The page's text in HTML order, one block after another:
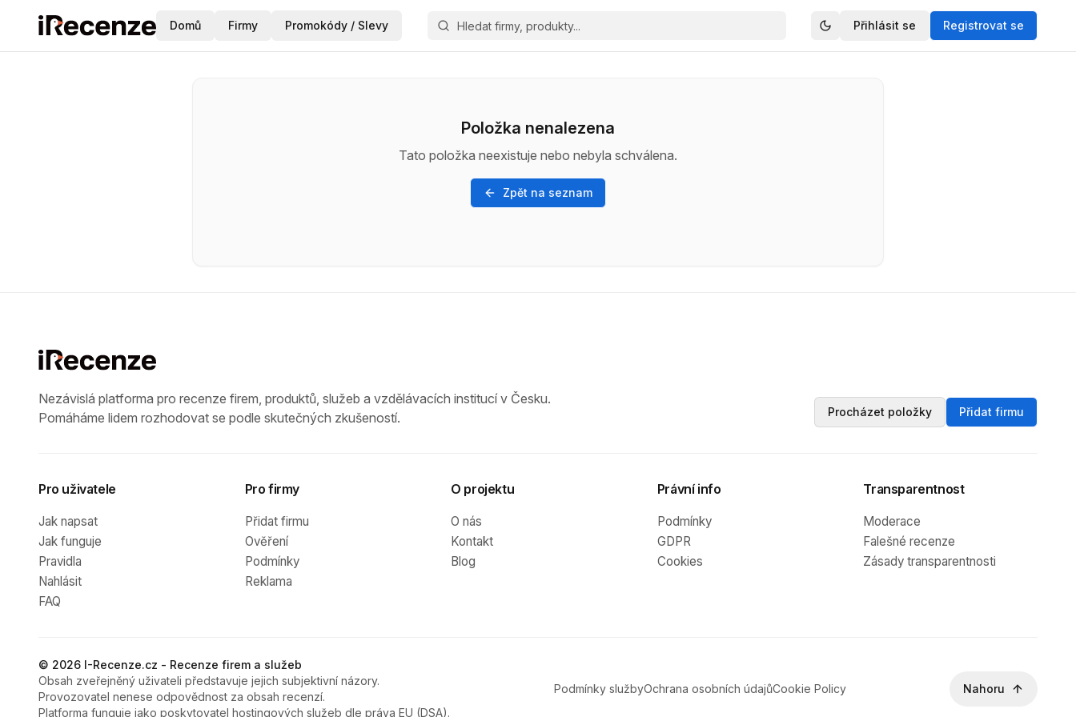
Domů Firmy Promokódy / Slevy Přihlásit se Registrovat se
Položka nenalezena
Tato položka neexistuje nebo nebyla schválena.
Zpět na seznam
Nezávislá platforma pro recenze firem, produktů, služeb a vzdělávacích institucí v Česku.
Pomáháme lidem rozhodovat se podle skutečných zkušeností.
Procházet položky Přidat firmu
Pro uživatele
Jak napsat
Jak funguje
Pravidla
Nahlásit
FAQ
Pro firmy
Přidat firmu
Ověření
Podmínky
Reklama
O projektu
O nás
Kontakt
Blog
Právní info
Podmínky
GDPR
Cookies
Transparentnost
Moderace
Falešné recenze
Zásady transparentnosti
© 2026 I-Recenze.cz - Recenze firem a služeb
Obsah zveřejněný uživateli představuje jejich subjektivní názory.
Provozovatel nenese odpovědnost za obsah recenzí.
Platforma funguje jako poskytovatel hostingových služeb dle práva EU (DSA).
Podmínky službyOchrana osobních údajůCookie Policy Nahoru